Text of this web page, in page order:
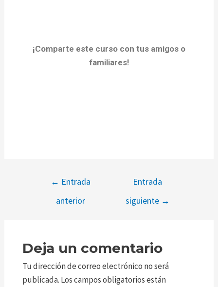
¡Comparte este curso con tus amigos o
familiares!
← Entrada
anterior
Entrada
siguiente →
Deja un comentario
Tu dirección de correo electrónico no será
publicada. Los campos obligatorios están